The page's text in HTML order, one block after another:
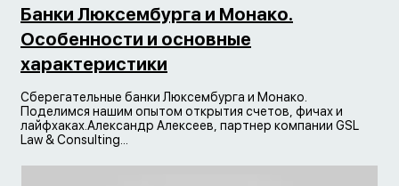
Банки Люксембурга и Монако.
Особенности и основные
характеристики
Сберегательные банки Люксембурга и Монако.
Поделимся нашим опытом открытия счетов, фичах и
лайфхаках.Александр Алексеев, партнер компании GSL
Law & Consulting...